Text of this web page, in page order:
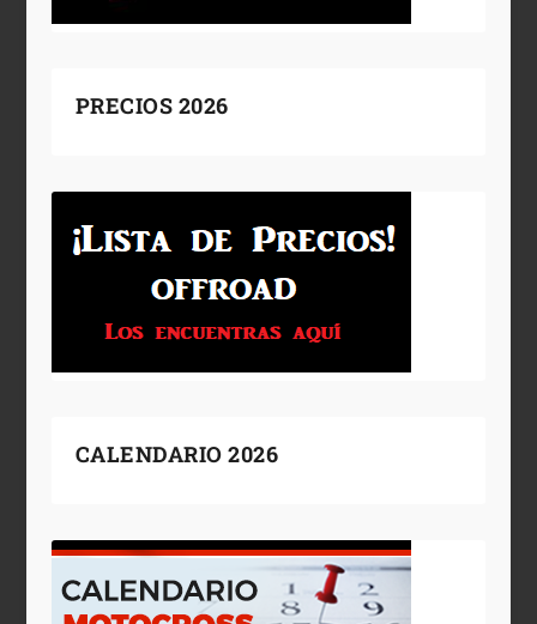
PRECIOS 2026
CALENDARIO 2026